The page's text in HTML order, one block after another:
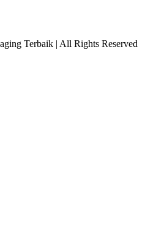
Terbaik | All Rights Reserved